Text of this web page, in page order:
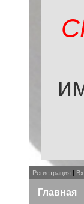
Регистрация |
Главная